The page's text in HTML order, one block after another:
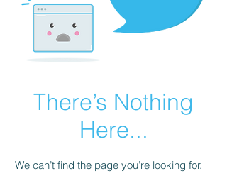
There’s Nothing
Here...
We can’t find the page you’re looking for.